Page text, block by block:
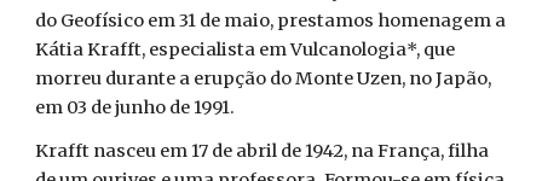
do Geofísico em 31 de maio, prestamos homenagem a
Kátia Krafft, especialista em Vulcanologia*, que
morreu durante a erupção do Monte Uzen, no Japão,
em 03 de junho de 1991.
Krafft nasceu em 17 de abril de 1942, na França, filha